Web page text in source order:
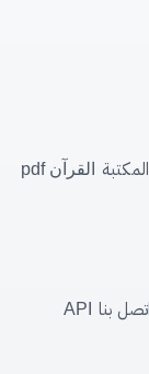
المكتبة القرآن pdf
اتصل بنا
API